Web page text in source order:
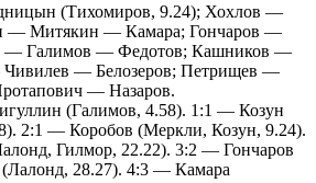
(Тихомиров, 9.24); Хохлов —
— Митякин — Камара; Гончаров —
— Галимов — Федотов; Кашников —
— Белозеров; Петрищев —
— Назаров.
(Галимов, 4.58). 1:1 — Козун
2:1 — Коробов (Меркли, Козун, 9.24).
Гилмор, 22.22). 3:2 — Гончаров
28.27). 4:3 — Камара